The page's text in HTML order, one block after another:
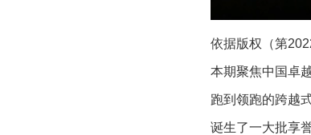
依据版权（第
本期聚焦中国卓
跑到领跑的跨越
诞生了一大批享